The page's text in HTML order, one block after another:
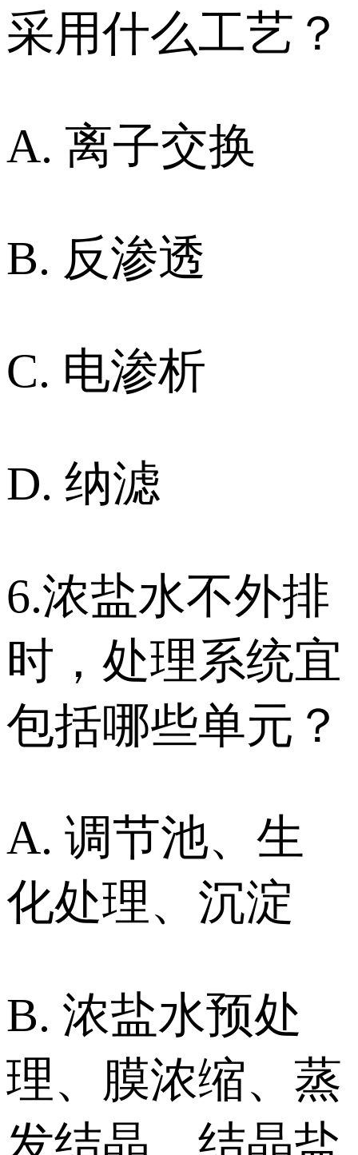
采用什么工艺？
A. 离子交换
B. 反渗透
C. 电渗析
D. 纳滤
6.浓盐水不外排
时，处理系统宜
包括哪些单元？
A. 调节池、生
化处理、沉淀
B. 浓盐水预处
理、膜浓缩、蒸